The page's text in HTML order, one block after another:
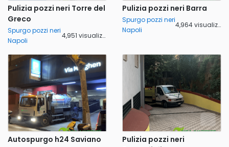
Pulizia pozzi neri Torre del
Greco
Spurgo pozzi neri
Napoli
4,951 visualizzazioni
Pulizia pozzi neri Barra
Spurgo pozzi neri
Napoli
4,964 visualizzazioni
Autospurgo h24 Saviano
Pulizia pozzi neri